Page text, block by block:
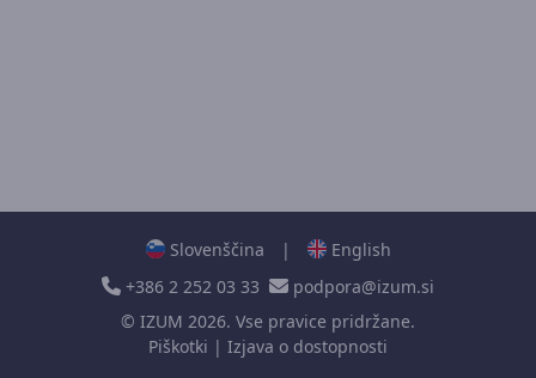
Slovenščina |
English
+386 2 252 03 33
podpora@izum.si
© IZUM 2026. Vse pravice pridržane.
Piškotki | Izjava o dostopnosti